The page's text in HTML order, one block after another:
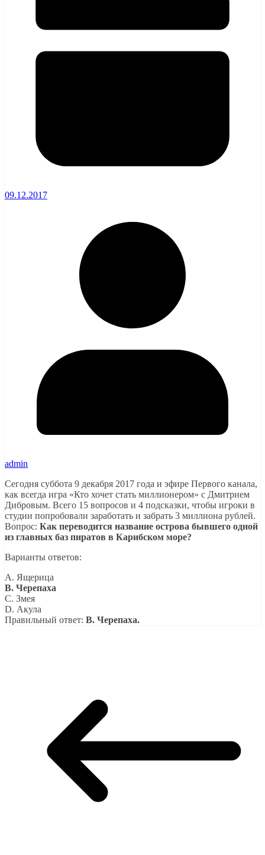
09.12.2017
admin
Сегодня суббота 9 декабря 2017 года и эфире Первого канала,
как всегда игра «Кто хочет стать миллионером» с Дмитрием
Дибровым. Всего 15 вопросов и 4 подсказки, чтобы игроки в
студии попробовали заработать и забрать 3 миллиона рублей.
Вопрос: Как переводится название острова бывшего одной
из главных баз пиратов в Карибском море?
Варианты ответов:
A. Ящерица
B. Черепаха
C. Змея
D. Акула
Правильный ответ: B. Черепаха.